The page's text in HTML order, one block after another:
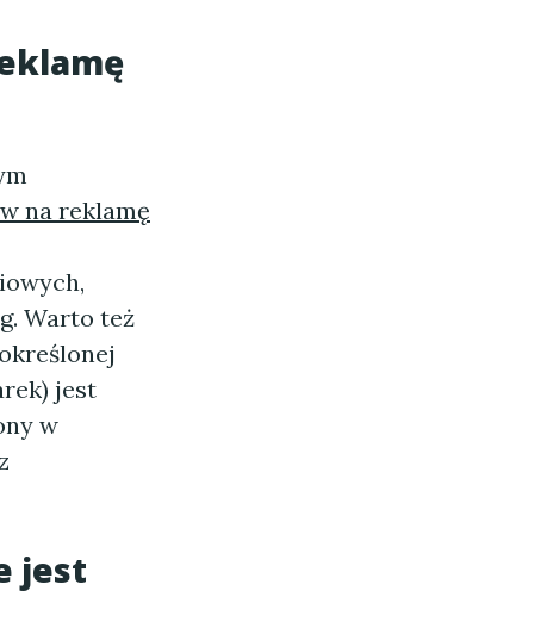
na reklamę
Warto też
jest
w
jest